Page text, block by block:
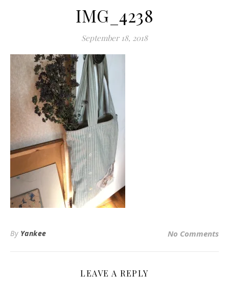
IMG_4238
September 18, 2018
By Yankee No Comments
LEAVE A REPLY